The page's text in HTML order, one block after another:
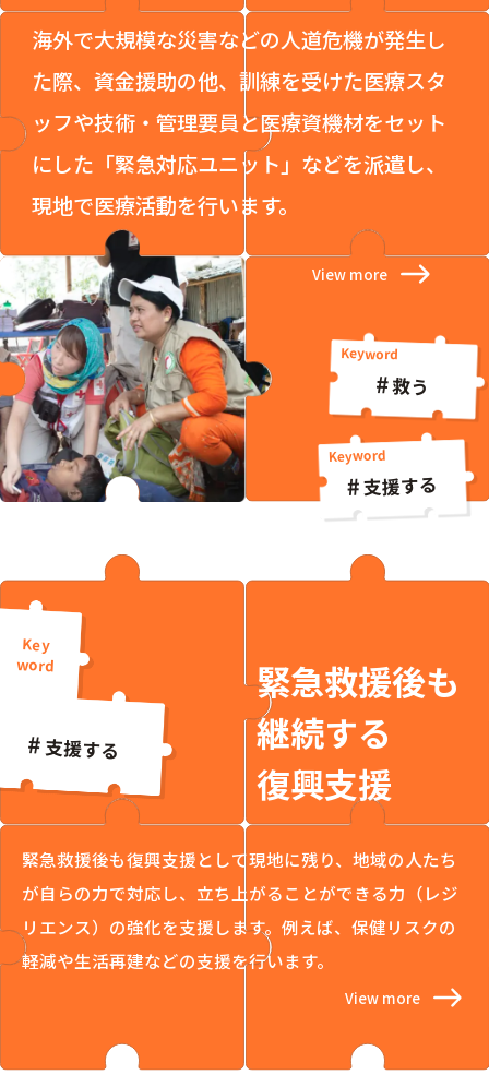
海外で大規模な災害などの人道危機が発生し
た際、資金援助の他、訓練を受けた医療スタ
ッフや技術・管理要員と医療資機材をセット
にした「緊急対応ユニット」などを派遣し、
現地で医療活動を行います。
View more
救う
支援する
緊急救援後も
継続する
復興支援
緊急救援後も復興支援として現地に残り、地域の人たち
が自らの力で対応し、立ち上がることができる力（レジ
リエンス）の強化を支援します。例えば、保健リスクの
軽減や生活再建などの支援を行います。
View more
支援する